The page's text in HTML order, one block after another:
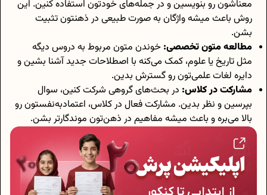
معناشون رو بنویسین و در جمله‌های خودتون استفاده کنین. این
روش باعث میشه واژگان به صورت طبیعی در ذهنتون تثبیت
بشن.
مطالعه متون تخصصی: خوندن متون مربوط به دروس دیگه
مثل تاریخ یا علوم، کمک می‌کنه با اصطلاحات جدید آشنا بشین و
دایره لغات علمی‌تون رو گسترش بدین.
مشارکت در کلاس: در بحث‌های گروهی شرکت کنین، سوال
بپرسین و نظر بدین. مشارکت فعال در کلاس، اعتمادبه‌نفستون رو
بالا می‌بره و باعث میشه مفاهیم در ذهن‌تون موندگارتر بشن.